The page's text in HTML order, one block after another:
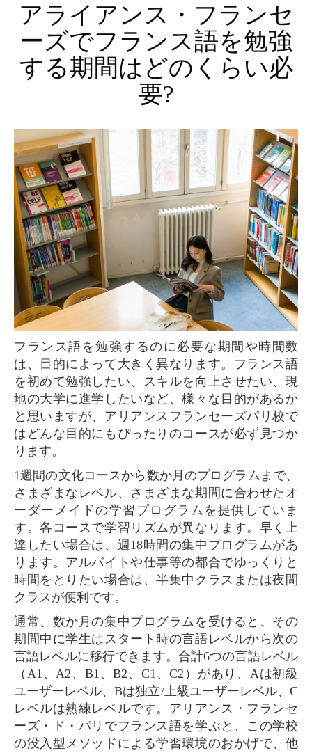
アライアンス・フランセ
ーズでフランス語を勉強
する期間はどのくらい必
要?
フランス語を勉強するのに必要な期間や時間数
は、目的によって大きく異なります。フランス語
を初めて勉強したい、スキルを向上させたい、現
地の大学に進学したいなど、様々な目的があるか
と思いますが、アリアンスフランセーズパリ校で
はどんな目的にもぴったりのコースが必ず見つか
ります。
1週間の文化コースから数か月のプログラムまで、
さまざまなレベル、さまざまな期間に合わせたオ
ーダーメイドの学習プログラムを提供していま
す。各コースで学習リズムが異なります。早く上
達したい場合は、週18時間の集中プログラムがあ
ります。アルバイトや仕事等の都合でゆっくりと
時間をとりたい場合は、半集中クラスまたは夜間
クラスが便利です。
通常、数か月の集中プログラムを受けると、その
期間中に学生はスタート時の言語レベルから次の
言語レベルに移行できます。合計6つの言語レベル
（A1、A2、B1、B2、C1、C2）があり、Aは初級
ユーザーレベル、Bは独立/上級ユーザーレベル、C
レベルは熟練レベルです。アリアンス・フランセ
ーズ・ド・パリでフランス語を学ぶと、この学校
の没入型メソッドによる学習環境のおかげで、他